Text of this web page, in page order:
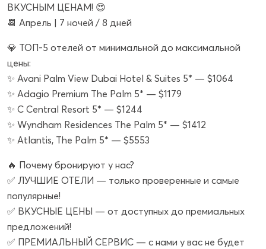
ВКУСНЫМ ЦЕНАМ! 😍
📆 Апрель | 7 ночей / 8 дней
💎 ТОП-5 отелей от минимальной до максимальной
цены:
✨ Avani Palm View Dubai Hotel & Suites 5* — $1064
✨ Adagio Premium The Palm 5* — $1179
✨ C Central Resort 5* — $1244
✨ Wyndham Residences The Palm 5* — $1412
✨ Atlantis, The Palm 5* — $5553
🔥 Почему бронируют у нас?
✅ ЛУЧШИЕ ОТЕЛИ — только проверенные и самые
популярные!
✅ ВКУСНЫЕ ЦЕНЫ — от доступных до премиальных
предложений!
✅ ПРЕМИАЛЬНЫЙ СЕРВИС — с нами у вас не будет